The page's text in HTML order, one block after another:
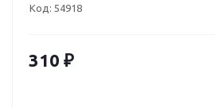
Код: 54918
310 ₽